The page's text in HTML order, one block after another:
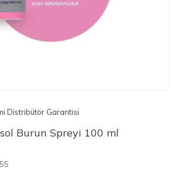
Distribütör Garantisi
Burun Spreyi 100 ml